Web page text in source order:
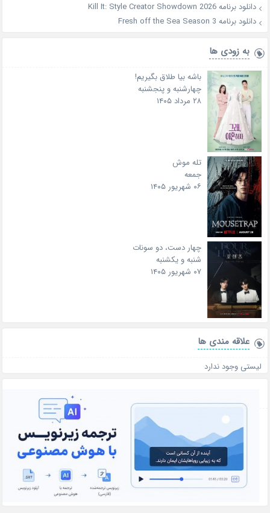
دانلود برنامه Kill It: Style Creator Showdown 2026
دانلود برنامه Fresh off the Sea Season 3
به زودی ها
باشه بیا طلاق بگیریم!
چهارشنبه و پنجشنبه
۲۸ مرداد ۱۴۰۵
تله موش
جمعه
۰۶ شهریور ۱۴۰۵
چهار دست، دو سونات
شنبه و یکشنبه
۰۷ شهریور ۱۴۰۵
علاقه‌ مندی ها
لیستی وجود ندارد